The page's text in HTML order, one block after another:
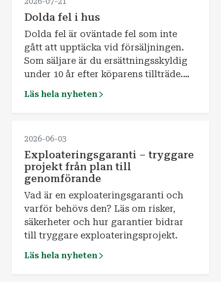
Dolda fel i hus
Dolda fel är oväntade fel som inte
gått att upptäcka vid försäljningen.
Som säljare är du ersättningsskyldig
under 10 år efter köparens tillträde.
huset noga.
Läs hela nyheten
2026-06-03
Exploateringsgaranti – tryggare
projekt från plan till
genomförande
Vad är en exploateringsgaranti och
varför behövs den? Läs om risker,
säkerheter och hur garantier bidrar
till tryggare exploateringsprojekt.
Läs hela nyheten